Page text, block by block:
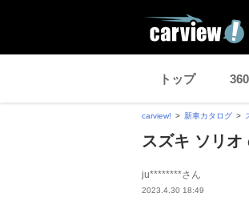
トップ
carview! 新車カタログ
スズキ ソリオ
ju********さん
2023.4.30 18:49